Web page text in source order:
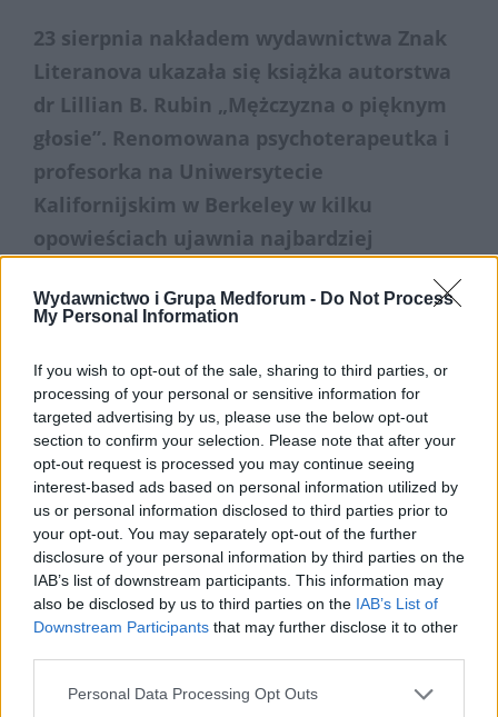
Wydawnictwo i Grupa Medforum - Do Not Process
My Personal Information
If you wish to opt-out of the sale, sharing to third parties, or
processing of your personal or sensitive information for
targeted advertising by us, please use the below opt-out
section to confirm your selection. Please note that after your
opt-out request is processed you may continue seeing
interest-based ads based on personal information utilized by
us or personal information disclosed to third parties prior to
your opt-out. You may separately opt-out of the further
disclosure of your personal information by third parties on the
IAB’s list of downstream participants. This information may
also be disclosed by us to third parties on the IAB’s List of
Downstream Participants that may further disclose it to other
Personal Data Processing Opt Outs
23 sierpnia nakładem wydawnictwa Znak
Literanova ukazała się książka autorstwa
dr Lillian B. Rubin „Mężczyzna o pięknym
głosie”. Renomowana psychoterapeutka i
profesorka na Uniwersytecie
Kalifornijskim w Berkeley w kilku
opowieściach ujawnia najbardziej
terapeutycznym i prowadzi pełną emocji
łamiących reguły, form wsparcia.
READ MORE›